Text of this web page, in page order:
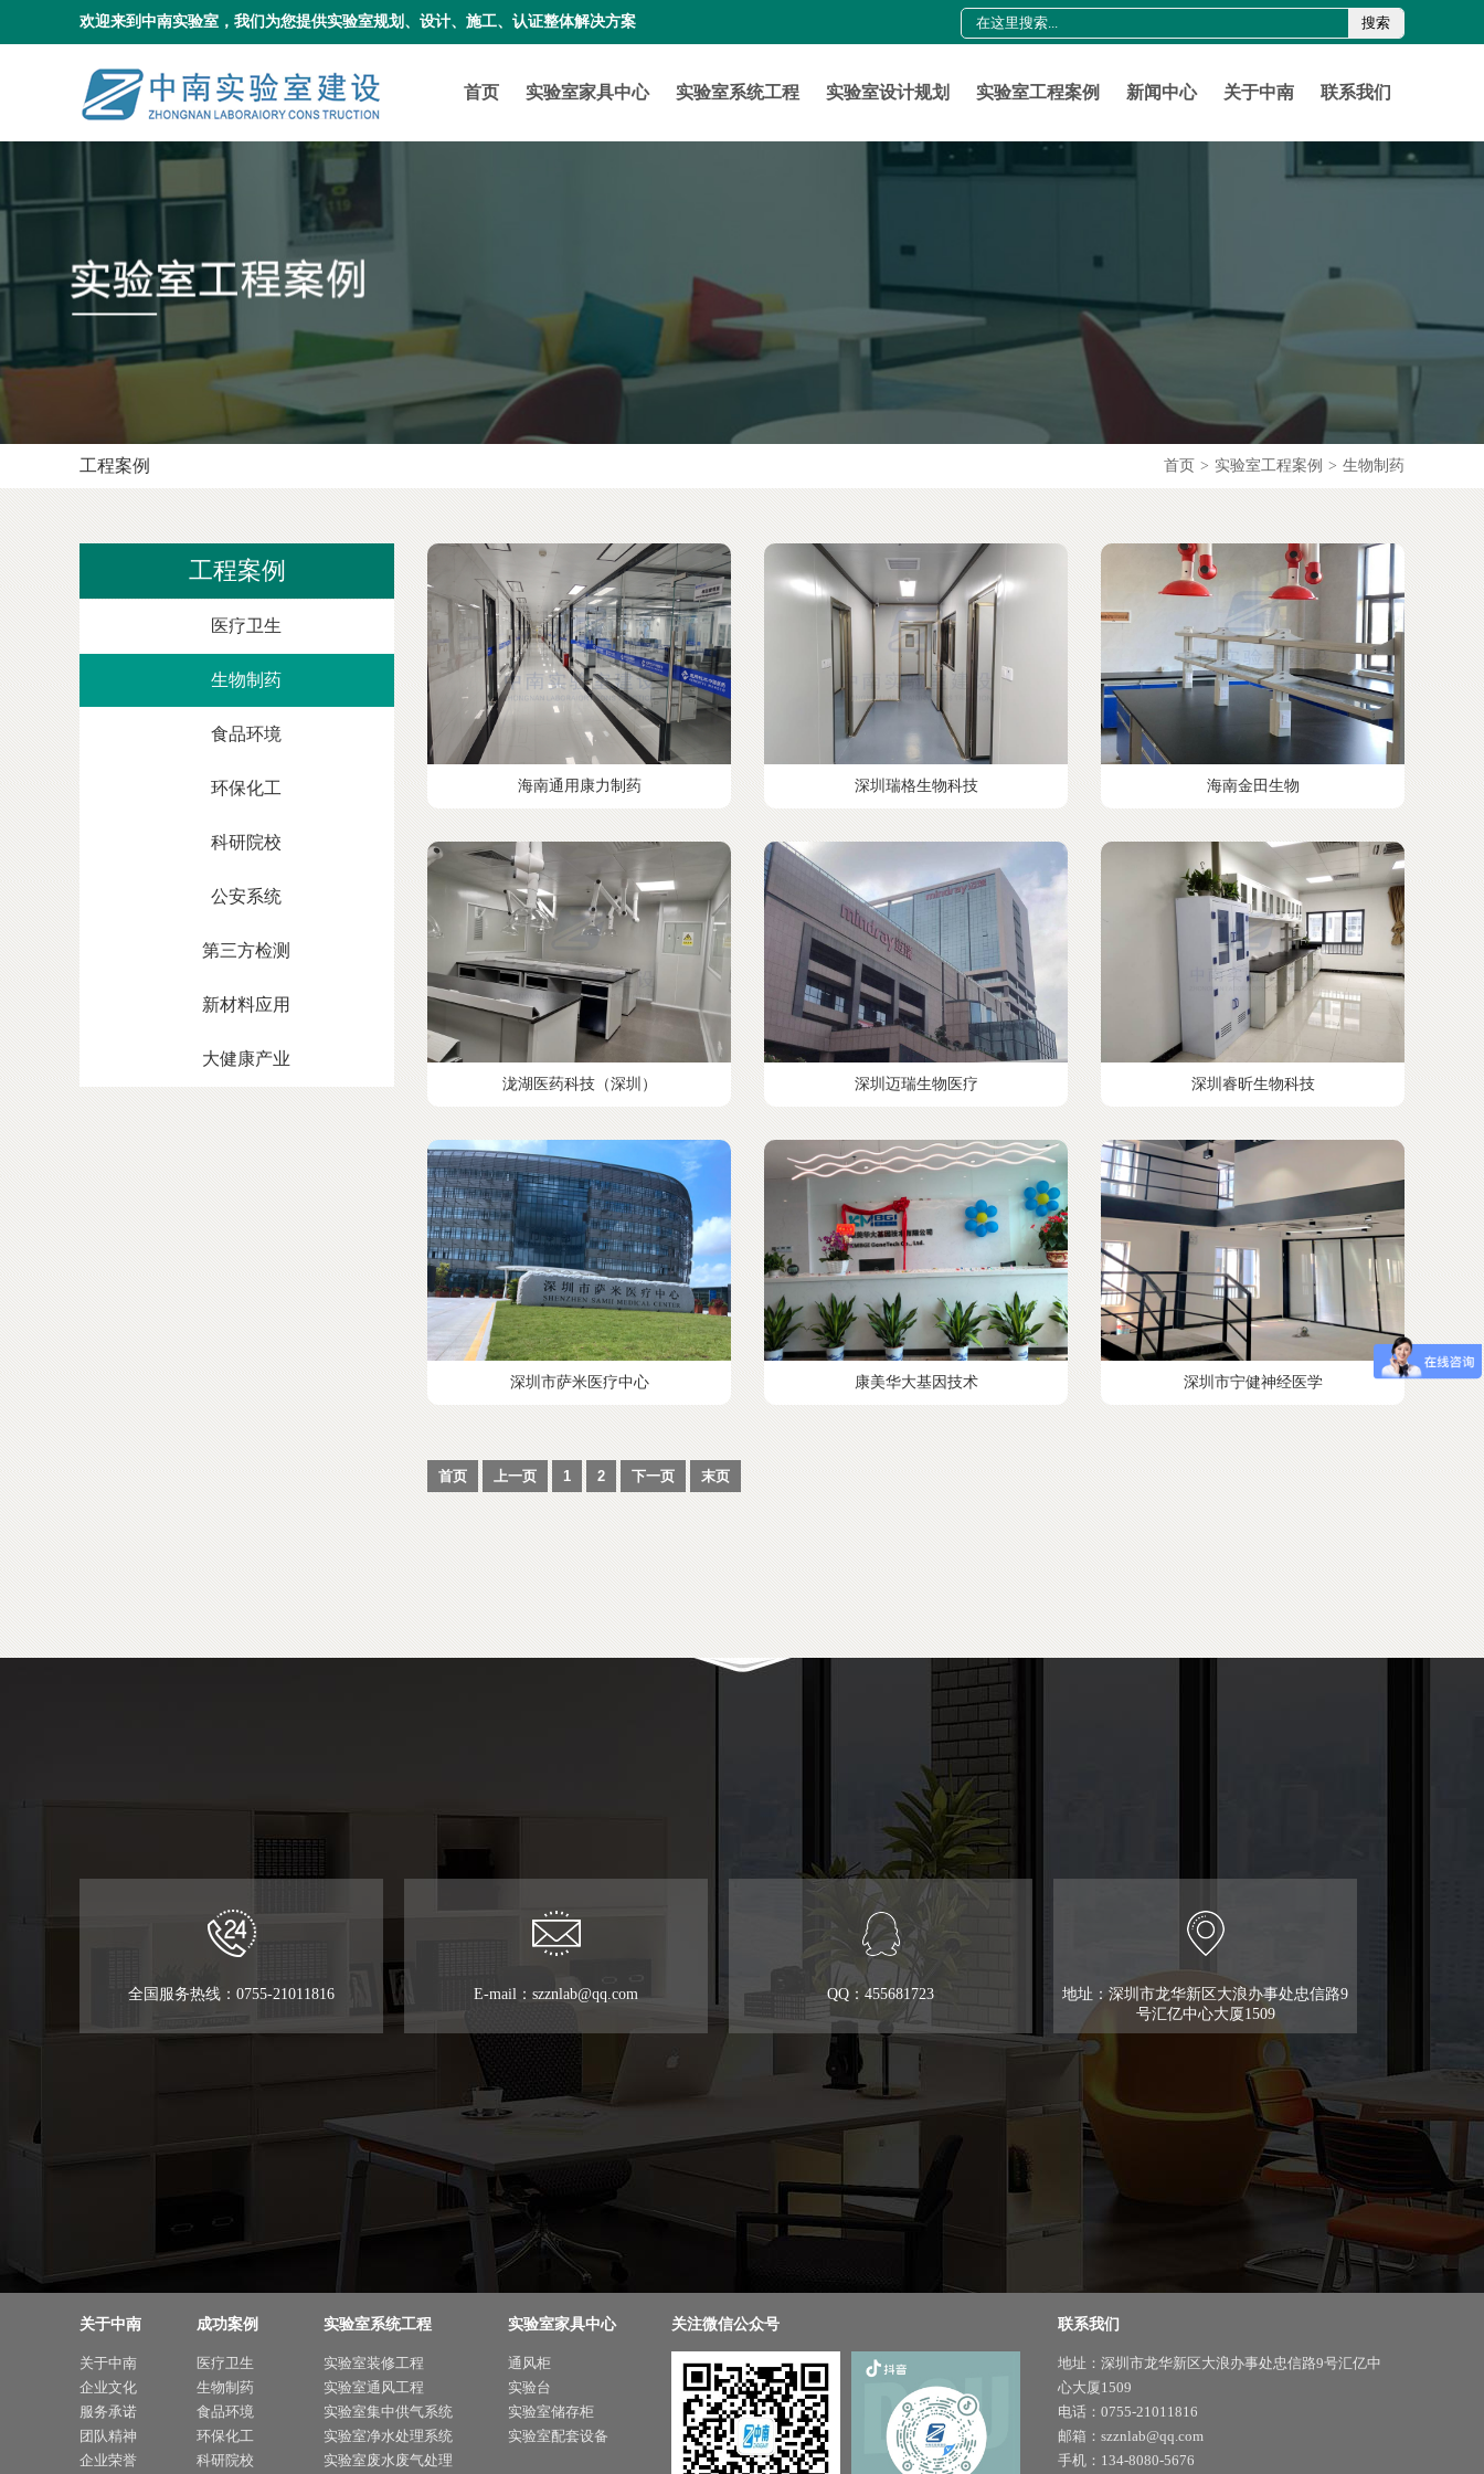
欢迎来到中南实验室，我们为您提供实验室规划、设计、施工、认证整体解决方案 搜索
首页 实验室家具中心 实验室系统工程 实验室设计规划 实验室工程案例 新闻中心 关于中南 联系我们
工程案例 首页 > 实验室工程案例 > 生物制药
工程案例
医疗卫生
生物制药
食品环境
环保化工
科研院校
公安系统
第三方检测
新材料应用
大健康产业
海南通用康力制药 深圳瑞格生物科技 海南金田生物
泷湖医药科技（深圳） 深圳迈瑞生物医疗 深圳睿昕生物科技
深圳市萨米医疗中心 康美华大基因技术 深圳市宁健神经医学
首页 上一页 1 2 下一页 末页
全国服务热线：0755-21011816 E-mail：szznlab@qq.com QQ：455681723
地址：深圳市龙华新区大浪办事处忠信路9
号汇亿中心大厦1509
关于中南
关于中南
企业文化
服务承诺
团队精神
企业荣誉
成功案例
医疗卫生
生物制药
食品环境
环保化工
科研院校
实验室系统工程
实验室装修工程
实验室通风工程
实验室集中供气系统
实验室净水处理系统
实验室废水废气处理
实验室家具中心
通风柜
实验台
实验室储存柜
实验室配套设备
关注微信公众号 联系我们
地址：深圳市龙华新区大浪办事处忠信路9号汇亿中
心大厦1509
电话：0755-21011816
邮箱：szznlab@qq.com
手机：134-8080-5676